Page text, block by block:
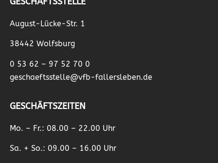
August-Lücke-Str. 1
38442 Wolfsburg
0 53 62 – 97 52 70 0
geschaeftsstelle@vfb-fallersleben.de
GESCHÄFTSZEITEN
Mo. – Fr.: 08.00 – 22.00 Uhr
Sa. + So.: 09.00 – 16.00 Uhr